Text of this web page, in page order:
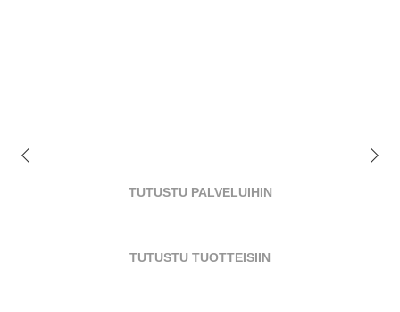
TUTUSTU PALVELUIHIN
TUTUSTU TUOTTEISIIN